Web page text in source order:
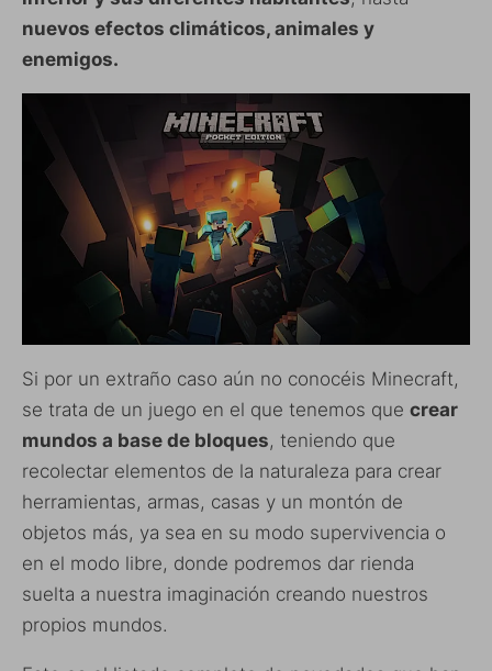
nuevos efectos climáticos, animales y
enemigos.
Si por un extraño caso aún no conocéis Minecraft,
se trata de un juego en el que tenemos que crear
mundos a base de bloques, teniendo que
recolectar elementos de la naturaleza para crear
herramientas, armas, casas y un montón de
objetos más, ya sea en su modo supervivencia o
en el modo libre, donde podremos dar rienda
suelta a nuestra imaginación creando nuestros
propios mundos.